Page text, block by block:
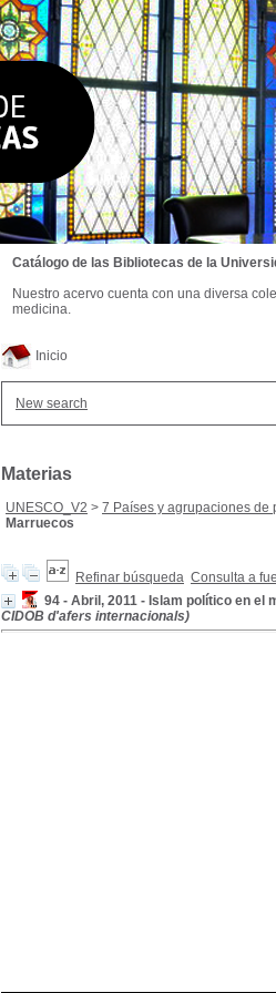
Inicio
New search
Materias
UNESCO_V2 > 7 Países y agrupaciones de
Marruecos
Refinar búsqueda Consulta a
94 - Abril, 2011 - Islam político en
CIDOB d'afers internacionals)
Catálogo de las Bibliotecas de la
Nuestro acervo cuenta con una diversa
medicina.